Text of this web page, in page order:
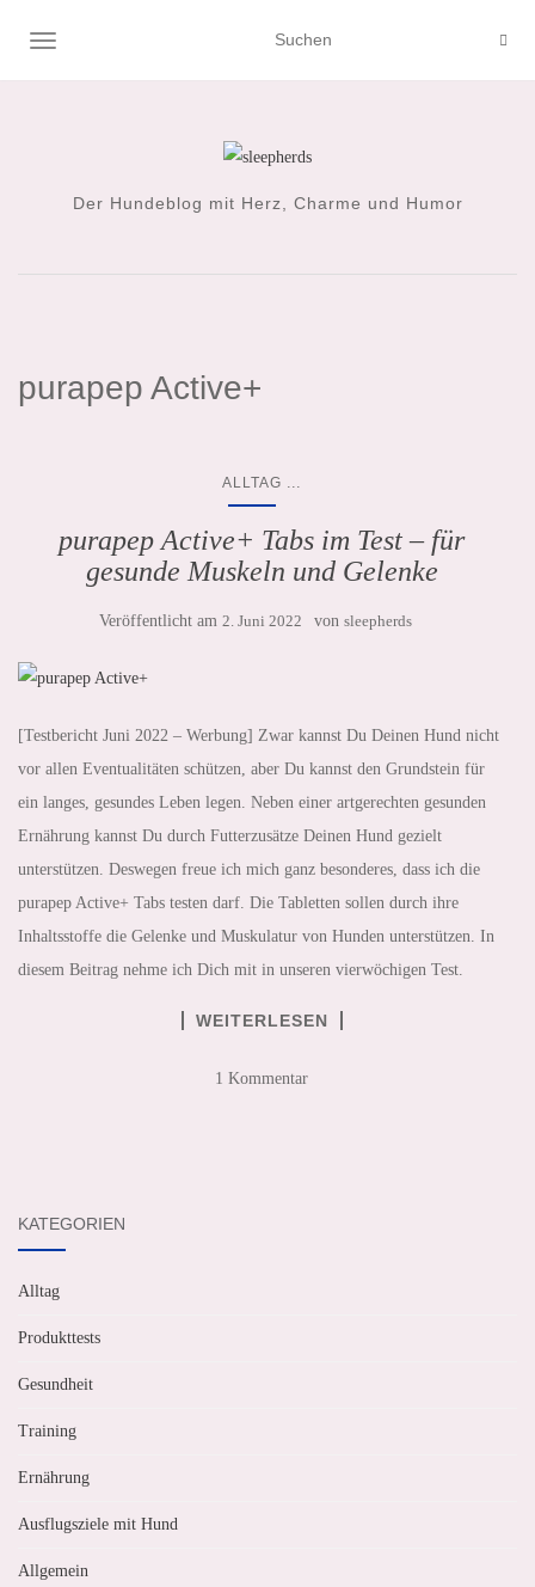
NAVIGATION UMSCHALTEN
Der Hundeblog mit Herz, Charme und Humor
purapep Active+
ALLTAG
purapep Active+ Tabs im Test – für
gesunde Muskeln und Gelenke
Veröffentlicht am 2. Juni 2022 von sleepherds
[Testbericht Juni 2022 – Werbung] Zwar kannst Du Deinen Hund nicht
vor allen Eventualitäten schützen, aber Du kannst den Grundstein für
ein langes, gesundes Leben legen. Neben einer artgerechten gesunden
Ernährung kannst Du durch Futterzusätze Deinen Hund gezielt
unterstützen. Deswegen freue ich mich ganz besonderes, dass ich die
purapep Active+ Tabs testen darf. Die Tabletten sollen durch ihre
Inhaltsstoffe die Gelenke und Muskulatur von Hunden unterstützen. In
diesem Beitrag nehme ich Dich mit in unseren vierwöchigen Test.
WEITERLESEN
1 Kommentar
KATEGORIEN
Alltag
Produkttests
Gesundheit
Training
Ernährung
Ausflugsziele mit Hund
Allgemein